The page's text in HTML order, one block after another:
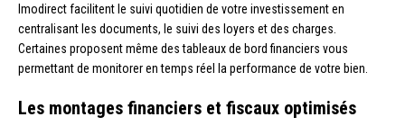
Imodirect facilitent le suivi quotidien de votre investissement en
centralisant les documents, le suivi des loyers et des charges.
Certaines proposent même des tableaux de bord financiers vous
permettant de monitorer en temps réel la performance de votre bien.
Les montages financiers et fiscaux optimisés